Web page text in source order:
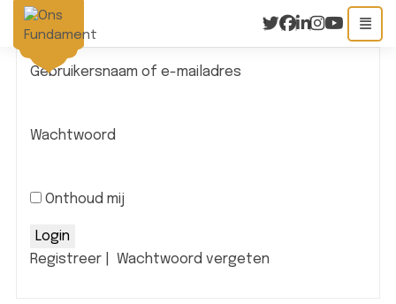
Gebruikersnaam of e-mailadres
Wachtwoord
Onthoud mij
Registreer Wachtwoord vergeten